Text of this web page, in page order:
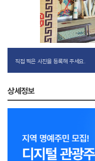
직접 찍은 사진을 등록해 주세요.
상세정보